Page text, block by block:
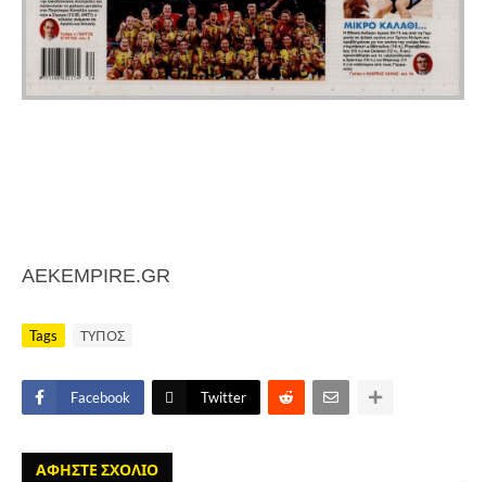
AEKEMPIRE.GR
Tags ΤΥΠΟΣ
Facebook Twitter
ΑΦΗΣΤΕ ΣΧΟΛΙΟ